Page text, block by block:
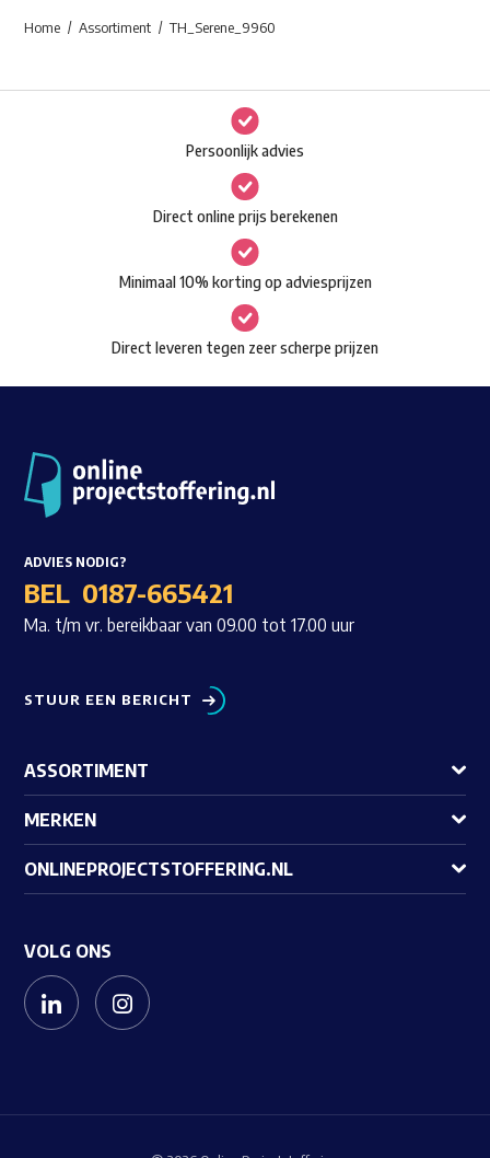
Waar ben je naar op zoek?
Deze
optie
kan
gekozen
worden
op
de
productpagina
Home Assortiment TH_Serene_9960
Persoonlijk advies
Direct online prijs berekenen
Minimaal 10% korting op adviesprijzen
Direct leveren tegen zeer scherpe prijzen
ADVIES NODIG?
BEL 0187-665421
Ma. t/m vr. bereikbaar van 09.00 tot 17.00 uur
STUUR EEN BERICHT
ASSORTIMENT
MERKEN
ONLINEPROJECTSTOFFERING.NL
VOLG ONS